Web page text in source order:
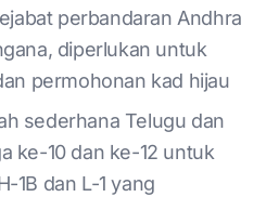
perbandaran Andhra
diperlukan untuk
permohonan kad hijau
sederhana Telugu dan
ke-10 dan ke-12 untuk
1B dan L-1 yang